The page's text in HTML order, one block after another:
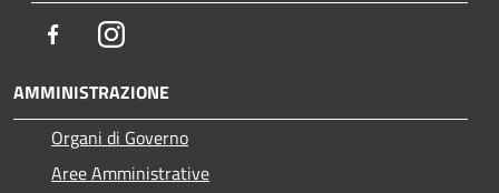
FacebookInstagram
AMMINISTRAZIONE
Organi di Governo
Aree Amministrative